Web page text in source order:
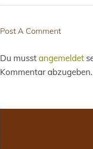
Post A Comment
Du musstangemeldet
Kommentar abzugeben.